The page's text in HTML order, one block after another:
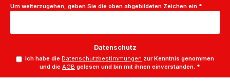
Um weiterzugehen, geben Sie die oben abgebildeten Zeichen ein *
Datenschutz
Ich habe die Datenschutzbestimmungen zur Kenntnis genommen
und dieAGB gelesen und bin mit ihnen einverstanden. *